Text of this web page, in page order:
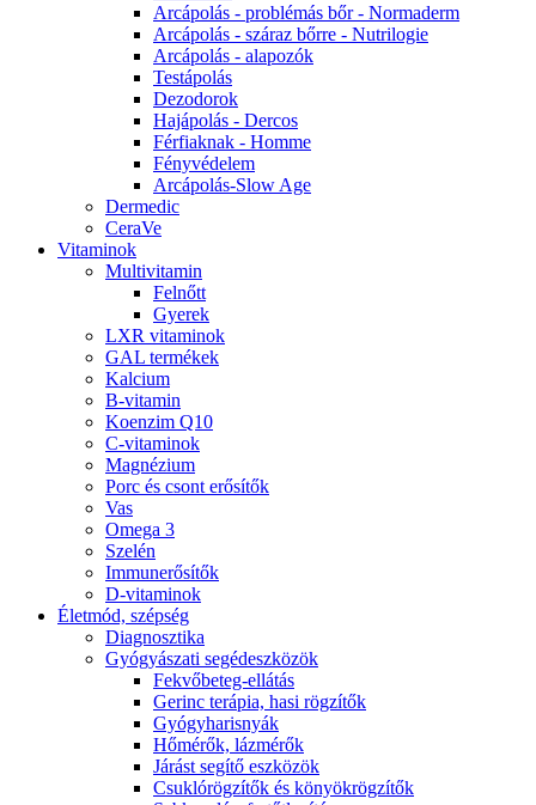
Arcápolás - problémás bőr - Normaderm
Arcápolás - száraz bőrre - Nutrilogie
Arcápolás - alapozók
Testápolás
Dezodorok
Hajápolás - Dercos
Férfiaknak - Homme
Fényvédelem
Arcápolás-Slow Age
Dermedic
CeraVe
Vitaminok
Multivitamin
Felnőtt
Gyerek
LXR vitaminok
GAL termékek
Kalcium
B-vitamin
Koenzim Q10
C-vitaminok
Magnézium
Porc és csont erősítők
Vas
Omega 3
Szelén
Immunerősítők
D-vitaminok
Életmód, szépség
Diagnosztika
Gyógyászati segédeszközök
Fekvőbeteg-ellátás
Gerinc terápia, hasi rögzítők
Gyógyharisnyák
Hőmérők, lázmérők
Járást segítő eszközök
Csuklórögzítők és könyökrögzítők